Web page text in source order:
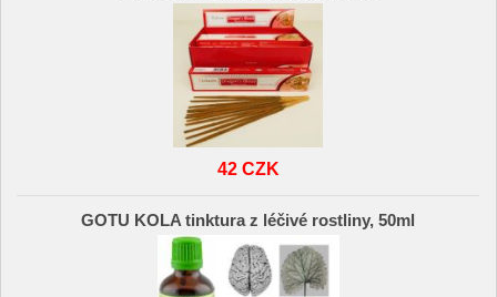
42 CZK
GOTU KOLA tinktura z léčivé rostliny, 50ml